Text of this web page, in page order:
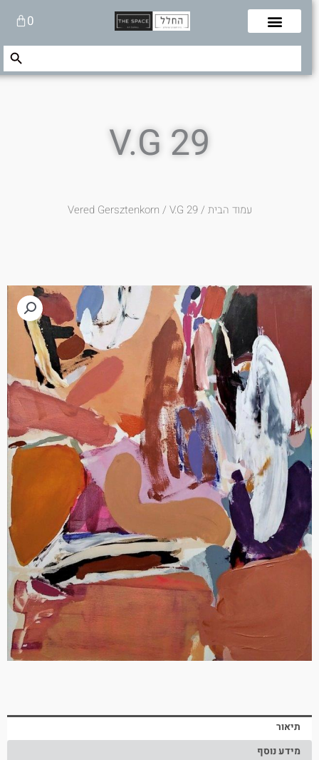
0עגלת
קניות
Search
Search Button
V.G 29
עמוד הבית/
Vered Gersztenkorn/ V.G 29
תיאור
מידע נוסף